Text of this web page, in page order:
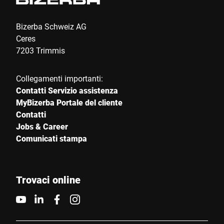
Bizerba Schweiz AG
Ceres
7203 Trimmis
Collegamenti importanti:
Contatti Servizio assistenza
MyBizerba Portale del cliente
Contatti
Jobs & Career
Comunicati stampa
Trovaci online